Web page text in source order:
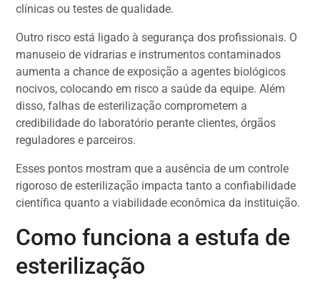
clínicas ou testes de qualidade.
Outro risco está ligado à segurança dos profissionais. O
manuseio de vidrarias e instrumentos contaminados
aumenta a chance de exposição a agentes biológicos
nocivos, colocando em risco a saúde da equipe. Além
disso, falhas de esterilização comprometem a
credibilidade do laboratório perante clientes, órgãos
reguladores e parceiros.
Esses pontos mostram que a ausência de um controle
rigoroso de esterilização impacta tanto a confiabilidade
científica quanto a viabilidade econômica da instituição.
Como funciona a estufa de
esterilização